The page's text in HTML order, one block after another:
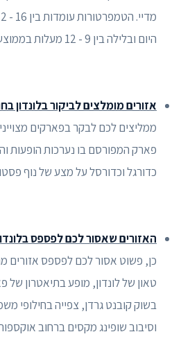
היום ובלילה בין 9 - 12 מעלות בממוצע.
אזורים מומלצים לביקור בלונדון
ממליצים לכם לבקר בפארקים
פארק המפורסם בו נערכות הופעות
כדורגל וכדורסל על מצע של נוף
האזורים שאסור לכם לפספס
כן, פשוט אסור לכם לפספס אזורים
טאון של לונדון, מופע בתיאטרון של
בשוק קובנט גרדן, צפייה בחילופי
וסיבוב שופינג מקסים ברחוב